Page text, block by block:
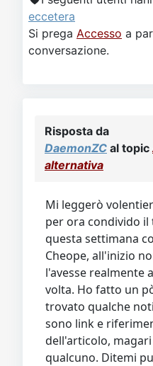
eccetera
Si prega Accesso a
conversazione.
Risposta da
DaemonZC al topic
alternativa
Mi leggerò
per ora condivido
questa settimana
Cheope, all'inizio
l'avesse realmente
volta. Ho fatto un
trovato qualche
sono link e
dell'articolo,
qualcuno. Ditemi